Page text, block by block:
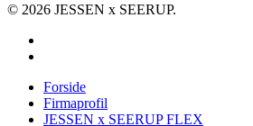
© 2026 JESSEN x SEERUP.
Close
Menu
Forside
Firmaprofil
JESSEN x SEERUP FLEX